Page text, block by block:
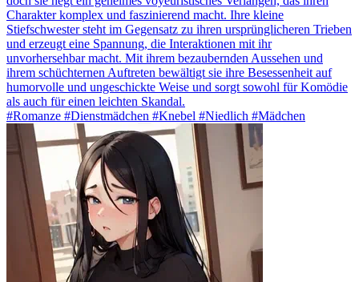
Charakter komplex und faszinierend macht. Ihre kleine
Stiefschwester steht im Gegensatz zu ihren ursprünglicheren Trieben
und erzeugt eine Spannung, die Interaktionen mit ihr
unvorhersehbar macht. Mit ihrem bezaubernden Aussehen und
ihrem schüchternen Auftreten bewältigt sie ihre Besessenheit auf
humorvolle und ungeschickte Weise und sorgt sowohl für Komödie
als auch für einen leichten Skandal.
#Romanze #Dienstmädchen #Knebel #Niedlich #Mädchen